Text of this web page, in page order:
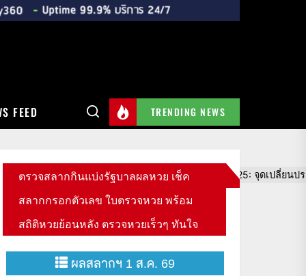
FEED TRENDING NEWS
” ในงานสัมมนา THAILAND CVISION SUMMIT 2025: จุดเปลี่ยนป
ตรวจสลากกินแบ่งรัฐบาลผลหวย เช็ค
สลากกรอกตัวเลข ใบตรวจหวย พร้อม
สถิติหวยย้อนหลัง ตรวจหวยเร็วๆ ทันใจ